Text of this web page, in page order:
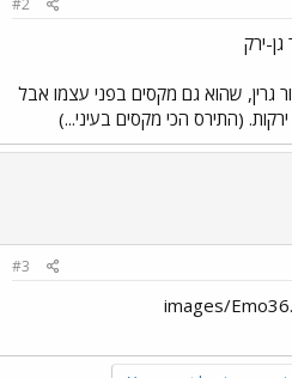
#2
ירק
גרין, שהוא גם מקסים בפני עצמו אבל
ירקות. (התירס הכי מקסים בעיני...)
#3